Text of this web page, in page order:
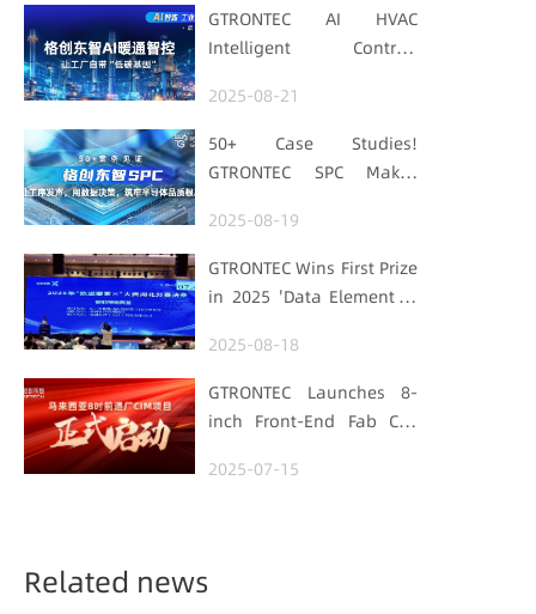
GTRONTEC AI HVAC
Intelligent Control:
with "Low-Carbon DNA"
2025-08-21
50+ Case Studies!
GTRONTEC SPC Makes
Data for Decisions,
Strengthens
Semiconductor Quality
2025-08-19
GTRONTEC Wins First Prize
in 2025 'Data Element ×'
Manufacturing Track
2025-08-18
GTRONTEC Launches 8-
inch Front-End Fab CIM
Empowering Global
2025-07-15
Related news